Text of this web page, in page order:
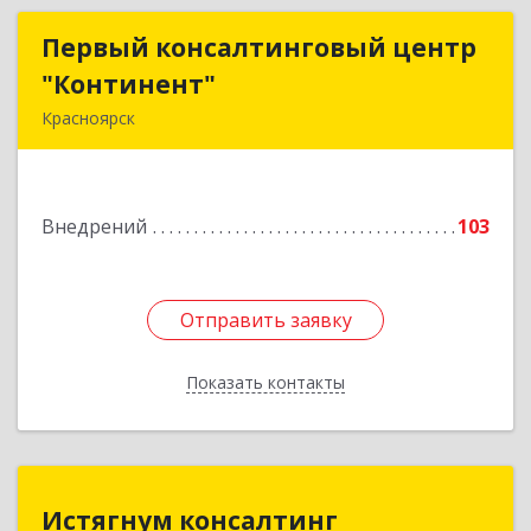
Первый консалтинговый центр
"Континент"
Красноярск
Внедрений 103
Отправить заявку
Показать контакты
Первый консалтинговый центр
Подробнее
Отправить заявку
Назад
Истягнум консалтинг